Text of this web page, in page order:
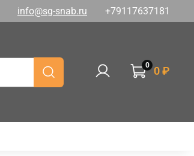
info@sg-snab.ru +79117637181
0 0 ₽